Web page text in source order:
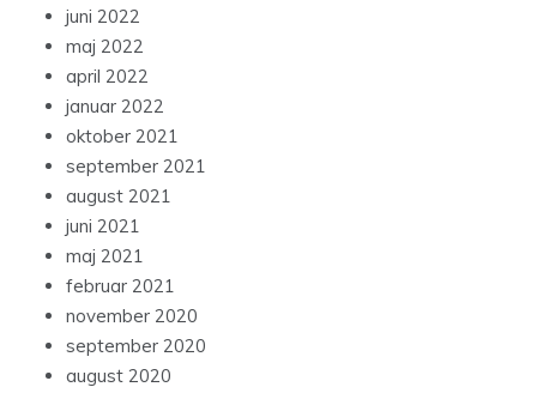
juni 2022
maj 2022
april 2022
januar 2022
oktober 2021
september 2021
august 2021
juni 2021
maj 2021
februar 2021
november 2020
september 2020
august 2020